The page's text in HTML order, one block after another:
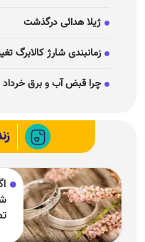
ژیلا هدائی درگذشت
زمانبندی شارژ کالابرگ
چرا قبض آب و برق خرداد و تیر ماه ۳ تا ۴